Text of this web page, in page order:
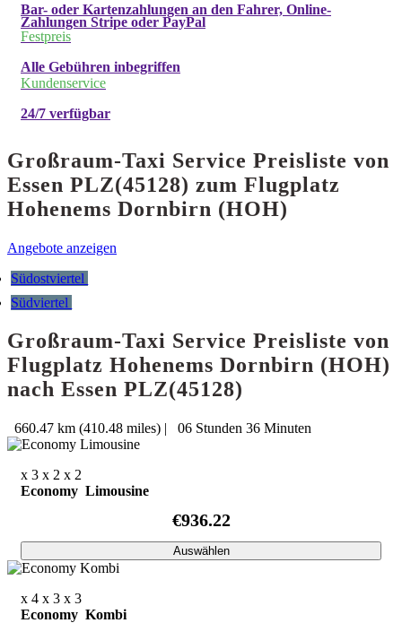
Bar- oder Kartenzahlungen an den Fahrer, Online-
Zahlungen Stripe oder PayPal
Festpreis
Alle Gebühren inbegriffen
Kundenservice
24/7 verfügbar
Großraum-Taxi Service Preisliste von
Essen PLZ(45128) zum Flugplatz
Hohenems Dornbirn (HOH)
Angebote anzeigen
Südostviertel
Südviertel
Großraum-Taxi Service Preisliste von
Flugplatz Hohenems Dornbirn (HOH)
nach Essen PLZ(45128)
660.47 km (410.48 miles) | 06 Stunden 36 Minuten
x 3 x 2 x 2
Economy Limousine
€936.22
Auswählen
x 4 x 3 x 3
Economy Kombi